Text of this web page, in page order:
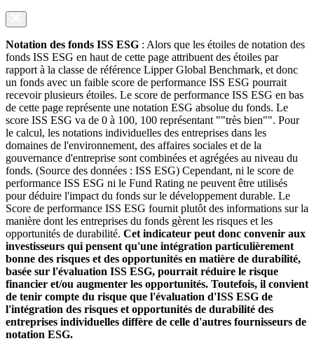
Notation des fonds ISS ESG : Alors que les étoiles de notation des
fonds ISS ESG en haut de cette page attribuent des étoiles par
rapport à la classe de référence Lipper Global Benchmark, et donc
un fonds avec un faible score de performance ISS ESG pourrait
recevoir plusieurs étoiles. Le score de performance ISS ESG en bas
de cette page représente une notation ESG absolue du fonds. Le
score ISS ESG va de 0 à 100, 100 représentant ""très bien"". Pour
le calcul, les notations individuelles des entreprises dans les
domaines de l'environnement, des affaires sociales et de la
gouvernance d'entreprise sont combinées et agrégées au niveau du
fonds. (Source des données : ISS ESG) Cependant, ni le score de
performance ISS ESG ni le Fund Rating ne peuvent être utilisés
pour déduire l'impact du fonds sur le développement durable. Le
Score de performance ISS ESG fournit plutôt des informations sur la
manière dont les entreprises du fonds gèrent les risques et les
opportunités de durabilité. Cet indicateur peut donc convenir aux
investisseurs qui pensent qu'une intégration particulièrement
bonne des risques et des opportunités en matière de durabilité,
basée sur l'évaluation ISS ESG, pourrait réduire le risque
financier et/ou augmenter les opportunités. Toutefois, il convient
de tenir compte du risque que l'évaluation d'ISS ESG de
l'intégration des risques et opportunités de durabilité des
entreprises individuelles diffère de celle d'autres fournisseurs de
notation ESG.